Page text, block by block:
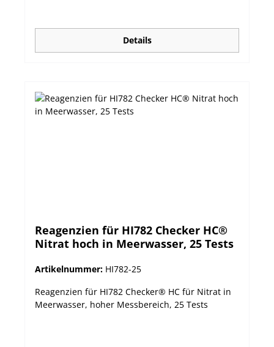
Details
Reagenzien für HI782 Checker HC®
Nitrat hoch in Meerwasser, 25 Tests
Artikelnummer: HI782-25
Reagenzien für HI782 Checker® HC für Nitrat in
Meerwasser, hoher Messbereich, 25 Tests